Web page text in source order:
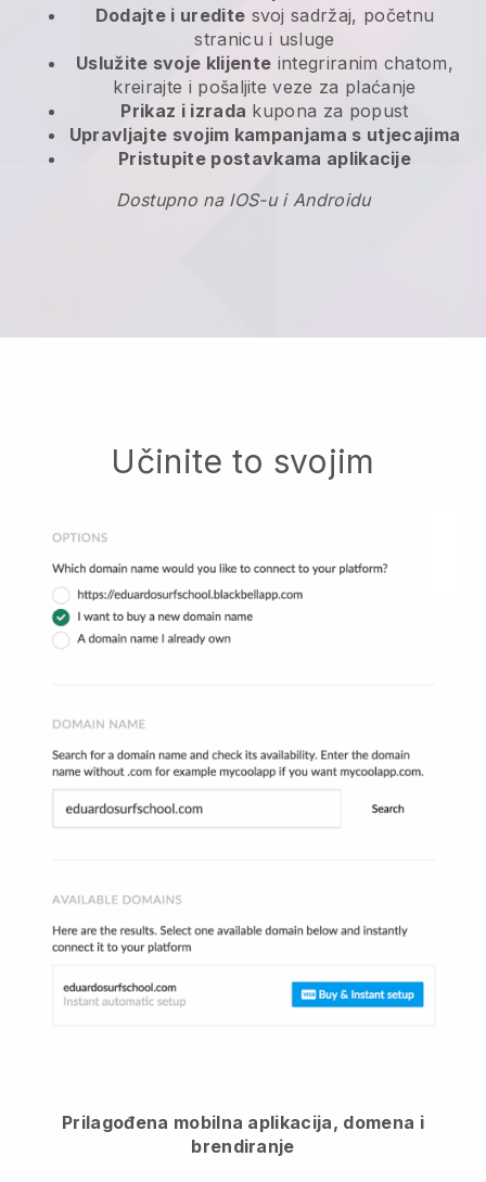
Dodajte i uredite svoj sadržaj, početnu
stranicu i usluge
Uslužite svoje klijente integriranim chatom,
kreirajte i pošaljite veze za plaćanje
Prikaz i izrada kupona za popust
Upravljajte svojim kampanjama s utjecajima
Pristupite postavkama aplikacije
Dostupno na IOS-u i Androidu
Učinite to svojim
Prilagođena mobilna aplikacija, domena i
brendiranje